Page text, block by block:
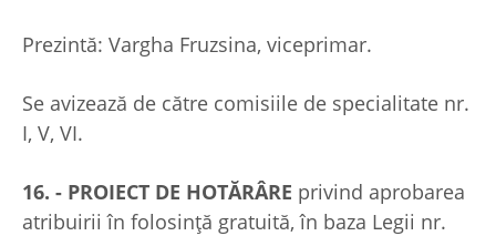
Prezintă: Vargha Fruzsina, viceprimar.
Se avizează de către comisiile de specialitate nr.
I, V, VI.
16. - PROIECT DE HOTĂRÂRE privind aprobarea
atribuirii în folosinţă gratuită, în baza Legii nr.